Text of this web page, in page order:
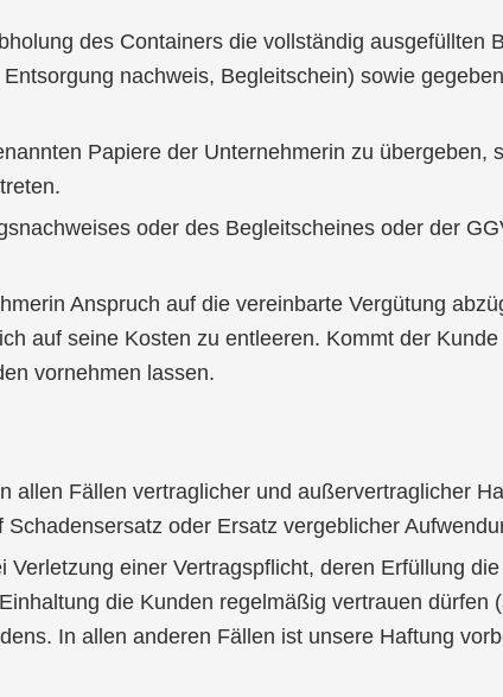
des Containers die vollständig ausgefüllten
nachweis, Begleit­schein) sowie
Papiere der Unternehmerin zu übergeben,
oder des Begleitscheines oder der
Anspruch auf die vereinbarte Vergütung
auf seine Kosten zu entleeren. Kommt der
vornehmen lassen.
allen Fällen vertraglicher und außervertraglicher
oder Ersatz vergeblicher
einer Vertragspflicht, deren Erfüllung
die Kunden regelmäßig vertrauen dürfen
In allen anderen Fällen ist unsere Haftung